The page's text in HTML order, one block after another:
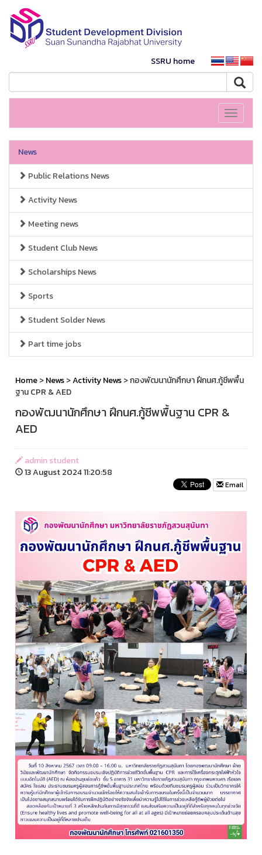
SSRU home
Toggle
News
Public Relations News
Activity News
Meeting news
Student Club News
Scholarships News
Sports
Student Solder News
Part time jobs
Home>News>Activity News> กองพัฒนานักศึกษา ฝึกนศ.กู้ชีพพื้น
ฐาน CPR & AED
กองพัฒนานักศึกษา ฝึกนศ.กู้ชีพพื้นฐาน CPR &
AED
admin student
13 August 2024 11:20:58
Email